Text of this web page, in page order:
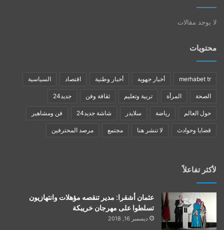
لا يوجد مقالات
محتويات
merhabet tr أخبار جهوية أخبار وطنية اقتصاد السياسية
الصحة المرأة تربية وتعليم ثقافة وفن جديد24
حول العالم رياضة سلايدر شاشة جديد24 فن ومشاهير
قضايا وحوادث لا تنشر هنا مجتمع مرصد المحترفين
لأكثر تفاعلاً
عثمان أشقرا: مدير تنقصه مؤهلات وانتهازيون
تسلطوا على مهرجان خريبكة
ديسمبر 16, 2018